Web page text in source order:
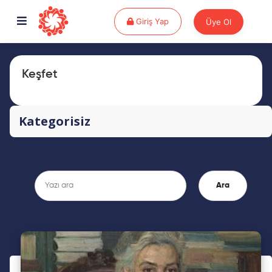
Giriş YapGiriş Yap Üye Ol
Keşfet
Kategorisiz
Ara